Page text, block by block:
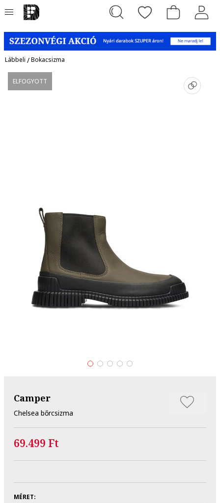
Lábbeli /Bokacsizma
ELFOGYOTT
Camper
Chelsea bőrcsizma
69.499 Ft
MÉRET: